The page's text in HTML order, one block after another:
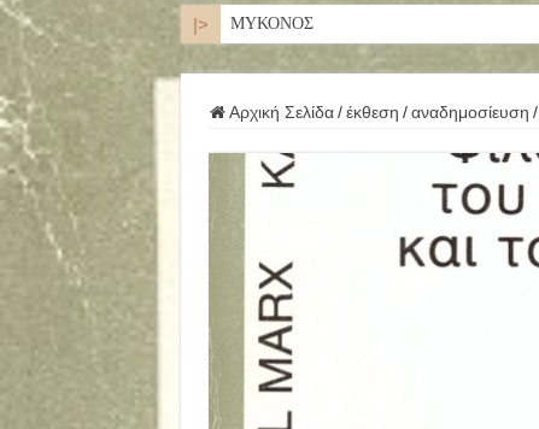
|> ΜΥΚΟΝΟΣ
Αρχική Σελίδα / έκθεση / αναδημοσίευση /